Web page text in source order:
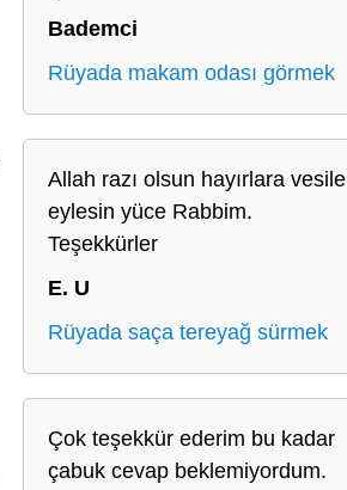
Bademci
Rüyada makam odası görmek
Allah razı olsun hayırlara vesile
eylesin yüce Rabbim.
Teşekkürler
E. U
Rüyada saça tereyağ sürmek
Çok teşekkür ederim bu kadar
çabuk cevap beklemiyordum.